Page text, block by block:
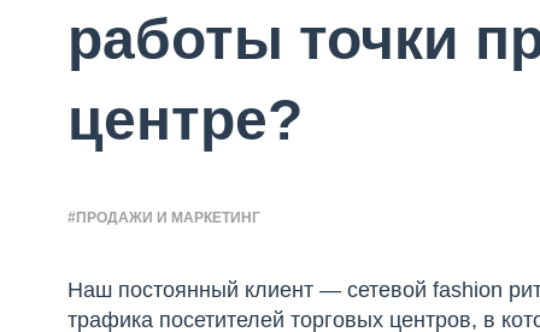
работы точки
центре?
#ПРОДАЖИ И МАРКЕТИНГ
Наш постоянный клиент — сетевой fashion
трафика посетителей торговых центров, в